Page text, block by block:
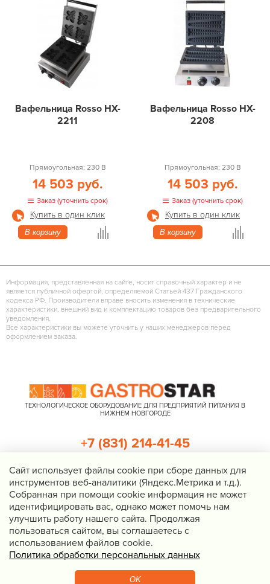
Вафельница Rosso HX-
2211
Прямоугольная; 230 В
14 503 руб.
Заказ (уточнить срок)
Купить в один клик
В корзину
Вафельница Rosso HX-
2208
Прямоугольная; 230 В
14 503 руб.
Заказ (уточнить срок)
Купить в один клик
В корзину
Информация, представленная на сайте, носит справочный характер и не
является публичной офертой, определяемой Статьей 437 Гражданского
кодекса РФ. Производители вправе вносить изменения в технические
характеристики, внешний вид и комплектацию товаров без предварительного
уведомления.
Все характеристики вы можете уточнить у наших менеджеров перед
оформлением заказа.
ТЕХНОЛОГИЧЕСКОЕ ОБОРУДОВАНИЕ ДЛЯ ПРЕДПРИЯТИЙ ПИТАНИЯ В
НИЖНЕМ НОВГОРОДЕ
Нижний Новгород, Казанское шоссе, д. 4, корп. 3, пом. 1
info@gastrostar.ru
Политика конфиденциальности
+7 (831) 214-41-45
Перезвоните мне
оборудования для предприятий общественного питания
Cайт использует файлы cookie при сборе данных для
инструментов веб-аналитики (Яндекс.Метрика и т.д.).
Собранная при помощи cookie информация не может
идентифицировать вас, однако может помочь нам
улучшить работу нашего сайта. Продолжая
пользоваться сайтом, вы соглашаетесь с
использованием файлов cookie.
Политика обработки персональных данных
OK